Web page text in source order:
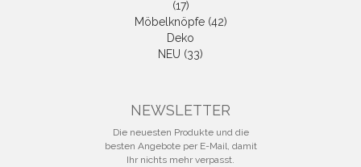
(17)
Möbelknöpfe (42)
Deko
NEU (33)
NEWSLETTER
Die neuesten Produkte und die
besten Angebote per E-Mail, damit
Ihr nichts mehr verpasst.